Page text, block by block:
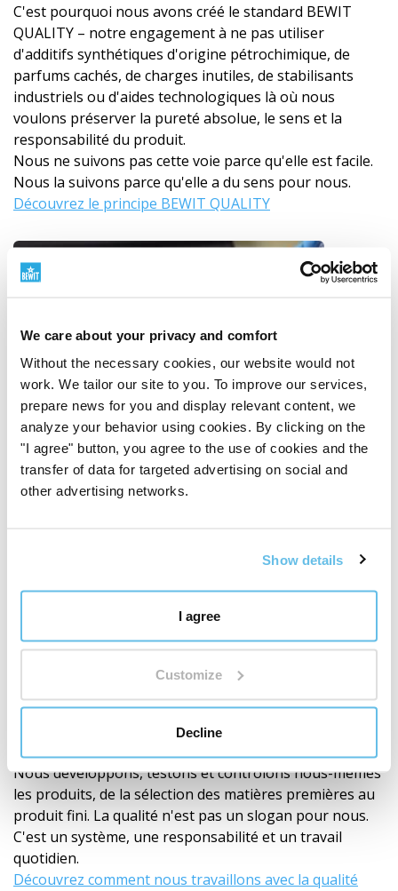
We care about your privacy and comfort
Without the necessary cookies, our website would not
work. We tailor our site to you. To improve our services,
prepare news for you and display relevant content, we
analyze your behavior using cookies. By clicking on the
"I agree" button, you agree to the use of cookies and the
transfer of data for targeted advertising on social and
other advertising networks.
Show details
I agree
Customize
Decline
C'est pourquoi nous avons créé le standard BEWIT
QUALITY – notre engagement à ne pas utiliser
d'additifs synthétiques d'origine pétrochimique, de
parfums cachés, de charges inutiles, de stabilisants
industriels ou d'aides technologiques là où nous
voulons préserver la pureté absolue, le sens et la
responsabilité du produit.
Nous ne suivons pas cette voie parce qu'elle est facile.
Nous la suivons parce qu'elle a du sens pour nous.
Découvrez le principe BEWIT QUALITY
Développement interne et laboratoires
Nous contrôlons la qualité nous-mêmes
étiquette. Nous sommes un fabricant avec notre
propre développement, production, laboratoires,
entrepôts et expédition.
Nous développons, testons et contrôlons nous-mêmes
les produits, de la sélection des matières premières au
produit fini. La qualité n'est pas un slogan pour nous.
C'est un système, une responsabilité et un travail
quotidien.
Découvrez comment nous travaillons avec la qualité